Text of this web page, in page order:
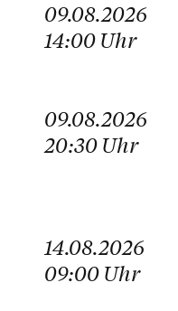
09.08.2026
14:00 Uhr
09.08.2026
20:30 Uhr
14.08.2026
09:00 Uhr